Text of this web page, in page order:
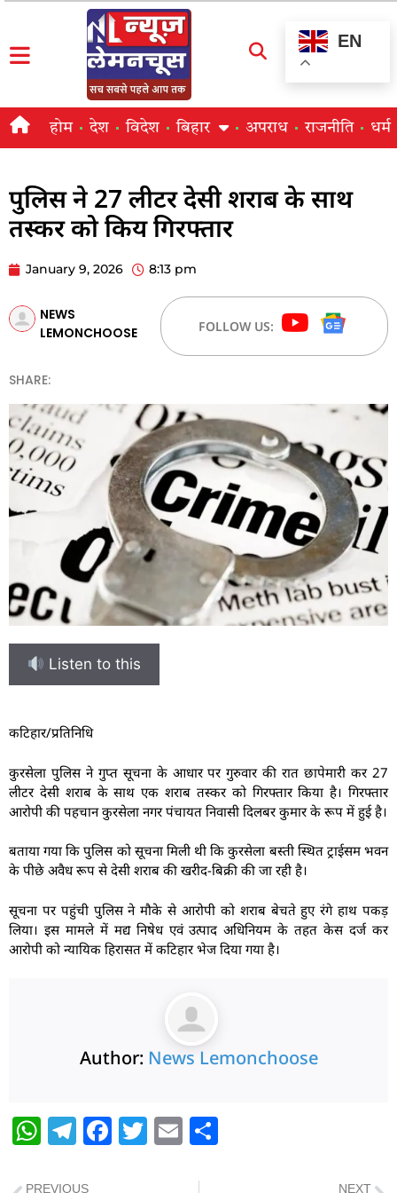
EN
होम देश विदेश बिहार अपराध राजनीति धर्म
पुलिस ने 27 लीटर देसी शराब के साथ
तस्कर को किय गिरफ्तार
January 9, 2026 8:13 pm
NEWS
LEMONCHOOSE
FOLLOW US:
SHARE:
Listen to this
कटिहार/प्रतिनिधि
कुरसेला पुलिस ने गुप्त सूचना के आधार पर गुरुवार की रात छापेमारी कर 27
लीटर देसी शराब के साथ एक शराब तस्कर को गिरफ्तार किया है। गिरफ्तार
आरोपी की पहचान कुरसेला नगर पंचायत निवासी दिलबर कुमार के रूप में हुई है।
बताया गया कि पुलिस को सूचना मिली थी कि कुरसेला बस्ती स्थित ट्राईसम भवन
के पीछे अवैध रूप से देसी शराब की खरीद-बिक्री की जा रही है।
सूचना पर पहुंची पुलिस ने मौके से आरोपी को शराब बेचते हुए रंगे हाथ पकड़
लिया। इस मामले में मद्य निषेध एवं उत्पाद अधिनियम के तहत केस दर्ज कर
आरोपी को न्यायिक हिरासत में कटिहार भेज दिया गया है।
Author: News Lemonchoose
W T F T E
PREVIOUS NEXT